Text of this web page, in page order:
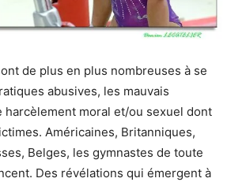
de plus en plus nombreuses à se
abusives, les mauvais
harcèlement moral et/ou sexuel dont
Américaines, Britanniques,
Belges, les gymnastes de toute
Des révélations qui émergent à